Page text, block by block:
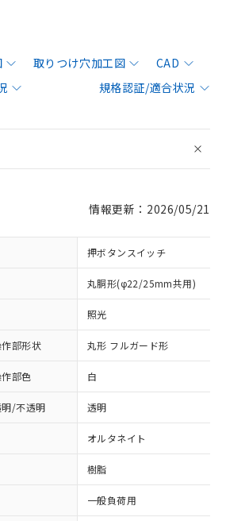
取りつけ穴加工図
CAD
規格認証/適合状況
情報更新：2026/05/21
押ボタンスイッチ
丸胴形(φ22/25mm共用)
照光
部形状 丸形 フルガード形
部色 白
/不透明 透明
オルタネイト
樹脂
一般負荷用